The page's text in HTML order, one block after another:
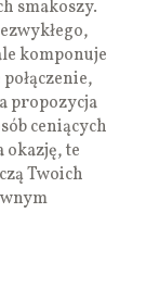
smakoszy.
komponuje
propozycja
ceniących
te
Twoich